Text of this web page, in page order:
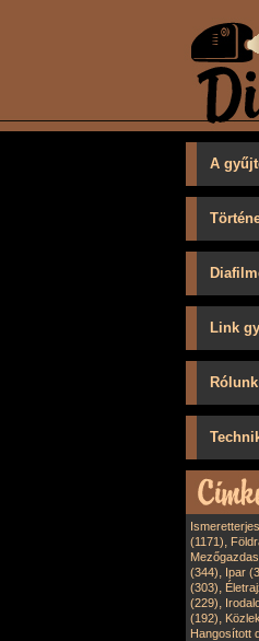
A
Link
(1171),
(344), Ipar
(303),
(229),
(192),
Hangosított